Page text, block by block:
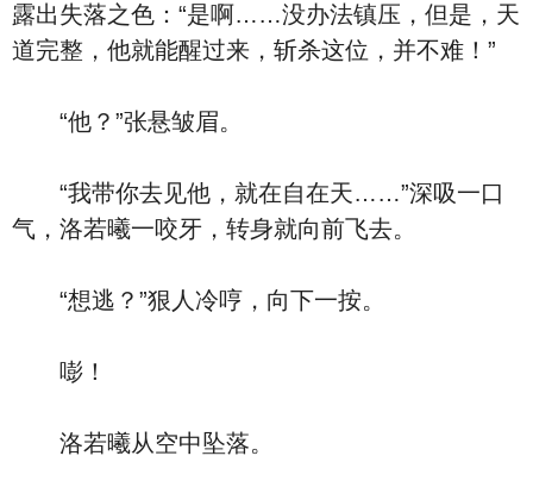
露出失落之色：“是啊……没办法镇压，但是，天
道完整，他就能醒过来，斩杀这位，并不难！”
“他？”张悬皱眉。
“我带你去见他，就在自在天……”深吸一口
气，洛若曦一咬牙，转身就向前飞去。
“想逃？”狠人冷哼，向下一按。
嘭！
洛若曦从空中坠落。